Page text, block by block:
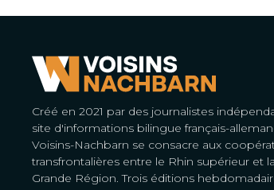
Créé en 2021 par des journalistes
site d'informations bilingue français-
Voisins-Nachbarn se consacre aux
transfrontalières entre le Rhin supérieur et la
Grande Région. Trois éditions